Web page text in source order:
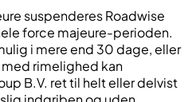
suspenderes Roadwise
force majeure-perioden.
i mere end 30 dage, eller
rimelighed kan
B.V. ret til helt eller delvist